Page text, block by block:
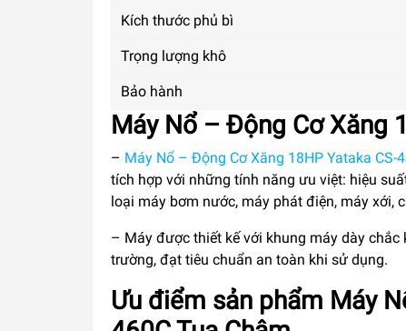
Kích thước phủ bì
Trọng lượng khô
Bảo hành
Máy Nổ – Động Cơ Xăng
– Máy Nổ – Động Cơ Xăng 18HP Yataka CS-
tích hợp với những tính năng ưu việt: hiệu
loại máy bơm nước, máy phát điện, máy xới,
– Máy được thiết kế với khung máy dày chắc
trường, đạt tiêu chuẩn an toàn khi sử dụng.
Ưu điểm sản phẩm Máy